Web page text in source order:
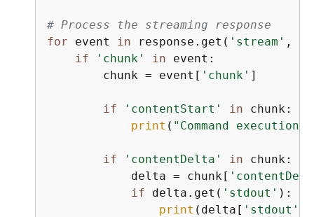
# Process the streaming response
for event in response.get( 'stream' ,
if
'chunk' in event:
        chunk = event[
'chunk' ]
if 'contentStart' in chunk:
print ( "Command execution
if 'contentDelta' in chunk:
            delta = chunk[
if delta.get( 'stdout' ):
print (delta[ 'stdout'